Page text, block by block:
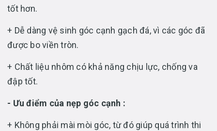
tốt hơn.
+ Dễ dàng vệ sinh góc cạnh gạch đá, vì các góc đã
được bo viền tròn.
+ Chất liệu nhôm có khả năng chịu lực, chống va
đập tốt.
- Ưu điểm của nẹp góc cạnh :
+ Không phải mài mòi góc, từ đó giúp quá trình thi